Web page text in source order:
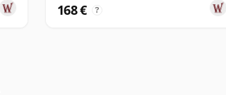
168 € ?